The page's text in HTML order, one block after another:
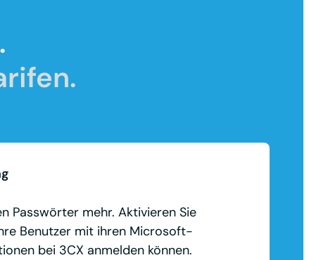
Passwörter mehr. Aktivieren Sie
Benutzer mit ihren Microsoft-
bei 3CX anmelden können.